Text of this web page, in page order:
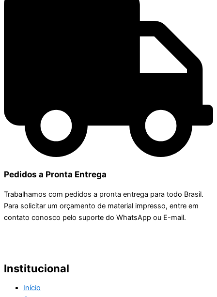
Pedidos a Pronta Entrega
Trabalhamos com pedidos a pronta entrega para todo Brasil.
Para solicitar um orçamento de material impresso, entre em
contato conosco pelo suporte do WhatsApp ou E-mail.
Institucional
Início